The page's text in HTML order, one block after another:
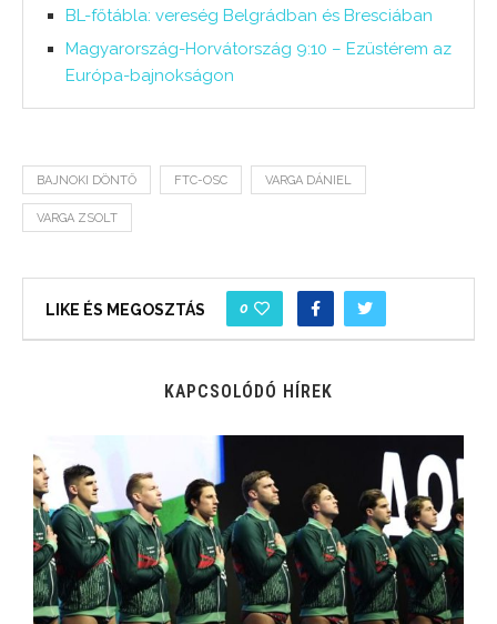
BL-főtábla: vereség Belgrádban és Bresciában
Magyarország-Horvátország 9:10 – Ezüstérem az
Európa-bajnokságon
BAJNOKI DÖNTŐ FTC-OSC VARGA DÁNIEL
VARGA ZSOLT
LIKE ÉS MEGOSZTÁS 0
KAPCSOLÓDÓ HÍREK